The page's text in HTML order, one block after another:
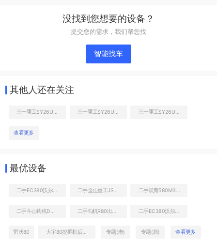
没找到您想要的设备？
提交您的需求，我们帮您找
智能找车
其他人还在关注
查看更多
最优设备
二手EC380沃尔沃挖机大概多少钱
二手勾机R80出售信息 二手EC380沃尔沃最近报价
雷沃80 大宇80挖掘机后机罩多少钱 专题(老) 专题(新) 查看更多